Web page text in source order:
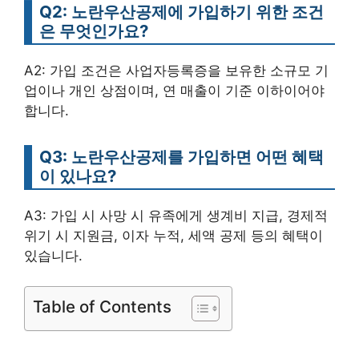
Q2: 노란우산공제에 가입하기 위한 조건
은 무엇인가요?
A2: 가입 조건은 사업자등록증을 보유한 소규모 기
업이나 개인 상점이며, 연 매출이 기준 이하이어야
합니다.
Q3: 노란우산공제를 가입하면 어떤 혜택
이 있나요?
A3: 가입 시 사망 시 유족에게 생계비 지급, 경제적
위기 시 지원금, 이자 누적, 세액 공제 등의 혜택이
있습니다.
Table of Contents